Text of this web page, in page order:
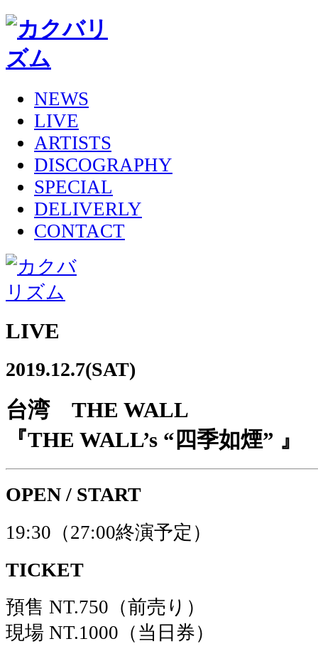
NEWS
LIVE
ARTISTS
DISCOGRAPHY
SPECIAL
DELIVERLY
CONTACT
LIVE
2019.12.7(SAT)
台湾 THE WALL
『THE WALL’s “四季如煙” 』
OPEN / START
19:30（27:00終演予定）
TICKET
預售 NT.750（前売り）
現場 NT.1000（当日券）